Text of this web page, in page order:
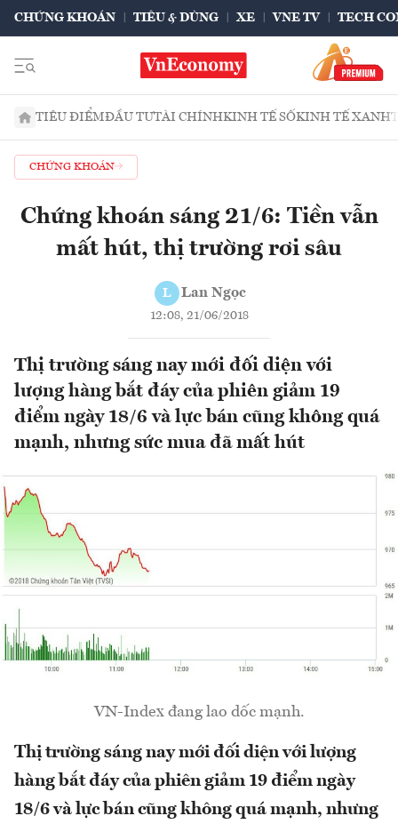
CHỨNG KHOÁN TIÊU & DÙNG XE VNE TV TECH
TIÊU ĐIỂMĐẦU TƯTÀI CHÍNHKINH TẾ SỐKINH TẾ XANH
CHỨNG KHOÁN
Chứng khoán sáng 21/6: Tiền vẫn
mất hút, thị trường rơi sâu
L Lan Ngọc
12:08, 21/06/2018
Thị trường sáng nay mới đối diện với
lượng hàng bắt đáy của phiên giảm 19
điểm ngày 18/6 và lực bán cũng không quá
mạnh, nhưng sức mua đã mất hút
VN-Index đang lao dốc mạnh.
Thị trường sáng nay mới đối diện với lượng
hàng bắt đáy của phiên giảm 19 điểm ngày
18/6 và lực bán cũng không quá mạnh, nhưng